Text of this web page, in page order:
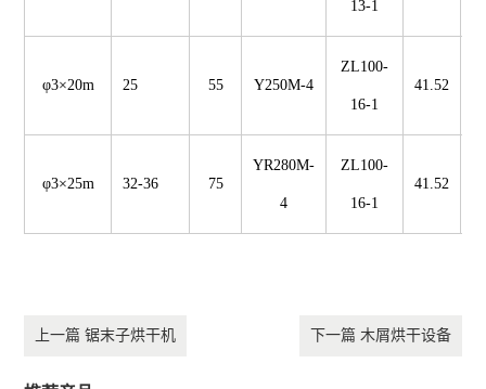
13-1
φ3×20m 25 55 Y250M-4
ZL100-
16-1
41.52
φ3×25m 32-36 75
YR280M-
4
ZL100-
16-1
41.52
上一篇 锯末子烘干机 下一篇 木屑烘干设备